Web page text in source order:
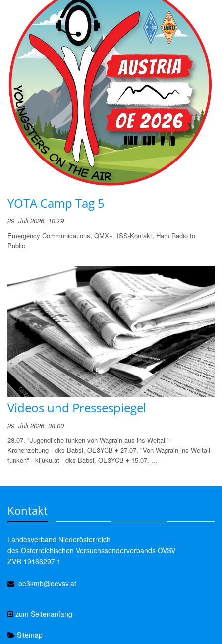
YOTA Camp Tag 5
29. Juli 2026, 10:29
Emergency Communications, QMX+, ISS-Kontakt, Ham Radio to
Public
Videos und Pressespiegel
29. Juli 2026, 08:00
28.07. "Jugendliche funken von Wagrain aus ins Weltall" -
Kronenzeitung - dks Babsi, OE3YCB ♦ 27.07. "Von Wagrain ins Weltall -
funken" - kijuku.at - dks Babsi, OE3YCB ♦ 15.07. ...
Kontakt
Landesverband Niederösterreich
des Österreichischen Versuchssenderverbands ÖVSV
ZVR 19166297 1
oe3kmb@oevsv.at
zum Seitenanfang
Sitemap